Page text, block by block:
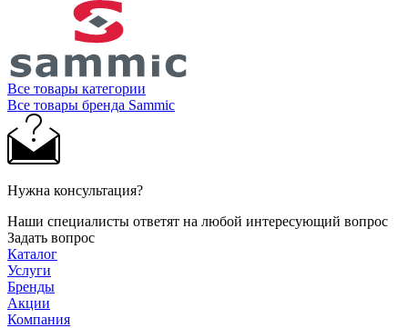
Все товары категории
Все товары бренда Sammic
Нужна консультация?
Наши специалисты ответят на любой интересующий вопрос
Задать вопрос
Каталог
Услуги
Бренды
Акции
Компания